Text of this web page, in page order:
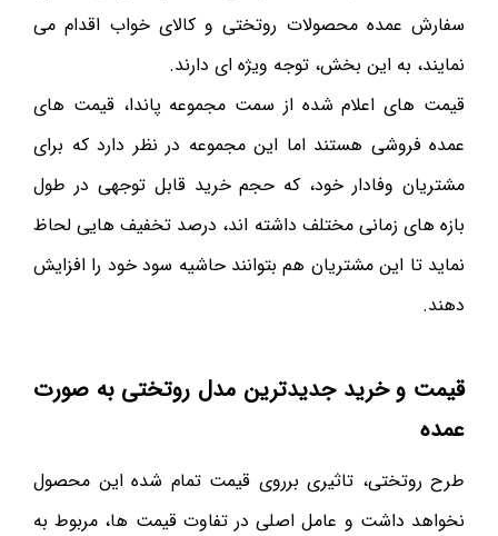
سفارش عمده محصولات روتختی و کالای خواب اقدام می
نمایند، به این بخش، توجه ویژه ای دارند.
قیمت های اعلام شده از سمت مجموعه پاندا، قیمت های
عمده فروشی هستند اما این مجموعه در نظر دارد که برای
مشتریان وفادار خود، که حجم خرید قابل توجهی در طول
بازه های زمانی مختلف داشته اند، درصد تخفیف هایی لحاظ
نماید تا این مشتریان هم بتوانند حاشیه سود خود را افزایش
دهند.
قیمت و خرید جدیدترین مدل روتختی به صورت
عمده
طرح روتختی، تاثیری برروی قیمت تمام شده این محصول
نخواهد داشت و عامل اصلی در تفاوت قیمت ها، مربوط به